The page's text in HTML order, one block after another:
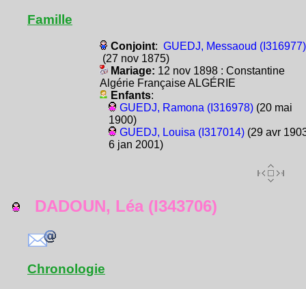
Famille
Conjoint: GUEDJ, Messaoud (I316977)
(27 nov 1875)
Mariage: 12 nov 1898 : Constantine
Algérie Française ALGÉRIE
Enfants:
GUEDJ, Ramona (I316978)(20 mai
1900)
GUEDJ, Louisa (I317014)(29 avr
6 jan 2001)
DADOUN, Léa (I343706)
Chronologie